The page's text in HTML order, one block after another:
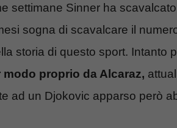
settimane Sinner ha
sogna di scavalcare il
storia di questo sport. Intanto
modo proprio da Alcaraz,
ad un Djokovic apparso però